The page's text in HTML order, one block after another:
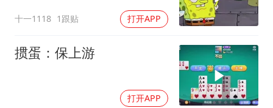
十一1118 1跟贴 打开APP
掼蛋：保上游
打开APP